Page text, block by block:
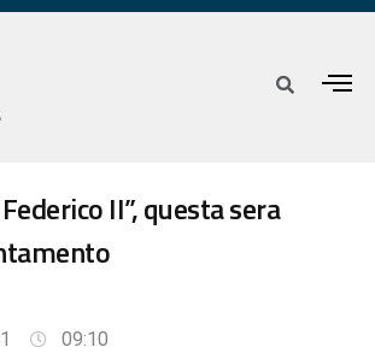
II”, questa sera
09:10